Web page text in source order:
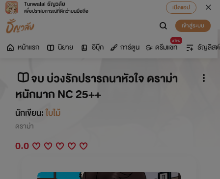
Tunwalai ธัญวลัย
เพื่อประสบการณ์ที่ดีกว่าบนมือถือ
เปิดแอป
เข้าสู่ระบบ
หน้าแรก นิยาย อีบุ๊ก การ์ตูน
มาใหม่
ดรีมแชท ธัญลิสต์
จบ บ่วงรักปรารถนาหัวใจ ดราม่า
หนักมาก NC 25++
นักเขียน:ใบไม้
ดราม่า
0.0